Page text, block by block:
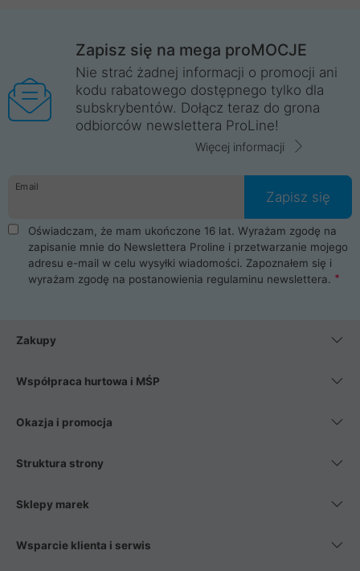
Zapisz się na mega proMOCJE
Nie strać żadnej informacji o promocji ani
kodu rabatowego dostępnego tylko dla
subskrybentów. Dołącz teraz do grona
odbiorców newslettera ProLine!
Więcej informacji
Email
Zapisz się
Oświadczam, że mam ukończone 16 lat. Wyrażam zgodę na
zapisanie mnie do Newslettera Proline i przetwarzanie mojego
adresu e-mail w celu wysyłki wiadomości. Zapoznałem się i
wyrażam zgodę na postanowienia regulaminu newslettera.
Zakupy
Współpraca hurtowa i MŚP
Okazja i promocja
Struktura strony
Sklepy marek
Wsparcie klienta i serwis